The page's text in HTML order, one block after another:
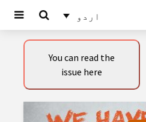
اردو
You can read the
issue here